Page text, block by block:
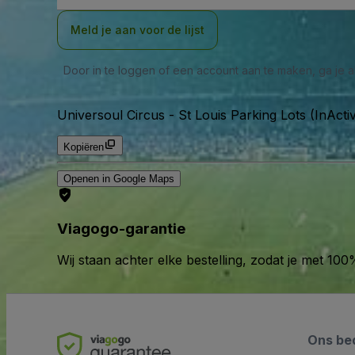
Meld je aan voor de lijst
Door in te loggen of een account aan te maken, ga je
Universoul Circus - St Louis Parking Lots
Kopiëren
Openen in Google Maps
Viagogo-garantie
Wij staan achter elke bestelling, zodat je met
Ons